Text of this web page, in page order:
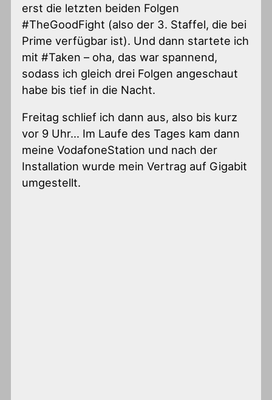
erst die letzten beiden Folgen
#TheGoodFight (also der 3. Staffel, die bei
Prime verfügbar ist). Und dann startete ich
mit #Taken – oha, das war spannend,
sodass ich gleich drei Folgen angeschaut
habe bis tief in die Nacht.
Freitag schlief ich dann aus, also bis kurz
vor 9 Uhr… Im Laufe des Tages kam dann
meine VodafoneStation und nach der
Installation wurde mein Vertrag auf Gigabit
umgestellt.